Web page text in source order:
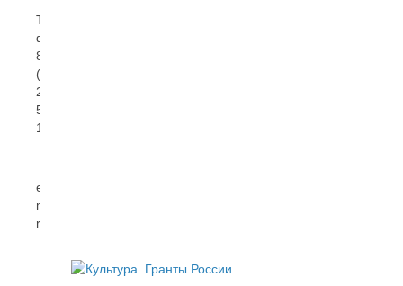
Тел/
факс:
8
(8732)
22
54
16
e-
mail:
rdntmkri06@mail.ru